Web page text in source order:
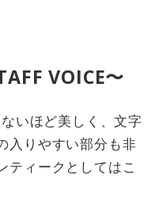
VOICE〜
いほど美しく、文字
入りやすい部分も非
ティークとしてはこ